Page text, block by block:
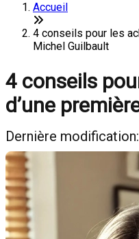
Accueil
4 conseils pour les
Michel Guilbault
4 conseils
d’une
Dernière